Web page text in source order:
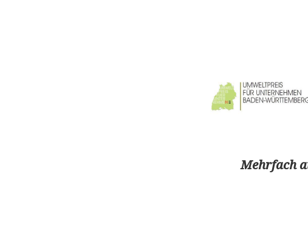
Mehrfach